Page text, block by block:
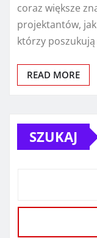
coraz większe
projektantów,
którzy
READ MORE
SZUKAJ